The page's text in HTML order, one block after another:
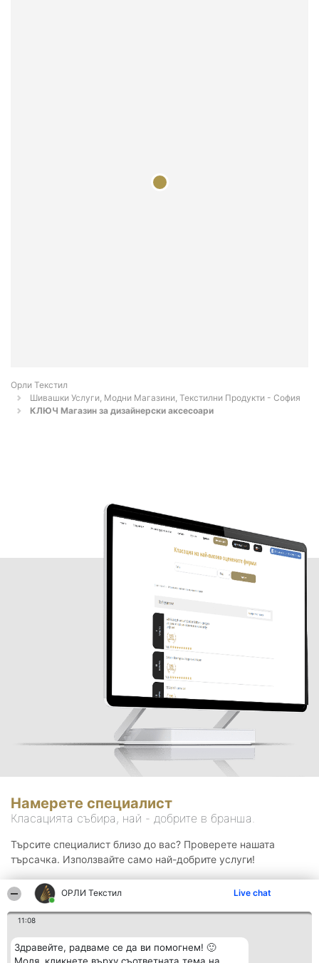
ОРЛИ Текстил Live chat
11:08
Здравейте, радваме се да ви помогнем! 🙂
Орли Текстил
Шивашки Услуги, Модни Магазини, Текстилни Продукти - София
КЛЮЧ Магазин за дизайнерски аксесоари
Намерете специалист
Класацията събира, най - добрите в бранша.
Търсите специалист близо до вас? Проверете нашата
търсачка. Използвайте само най-добрите услуги!